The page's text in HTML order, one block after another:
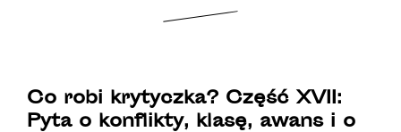
Co robi krytyczka? Część XVII:
Pyta o konflikty, klasę, awans i o